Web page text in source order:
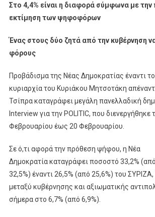
Στο 4,4% είναι η διαφορά σύμφωνα με
εκτίμηση των ψηφοφόρων
Ένας στους δύο ζητά από την κυβέρνηση
φόρους
Προβάδισμα της Νέας Δημοκρατίας έναντι
κυριαρχία του Κυριάκου Μητσοτάκη
Τσίπρα καταγράφει μεγάλη πανελλαδική
Interview για την POLITIC, που διενεργήθηκε
Φεβρουαρίου έως 20 Φεβρουαρίου.
Σε ό,τι αφορά την πρόθεση ψήφου, η Νέα
Δημοκρατία καταγράφει ποσοστό 33,2% (από
32,5%) έναντι 26,5% (από 25,6%) του
μεταξύ κυβέρνησης και αξιωματικής
σήμερα στο 6,7% (από 6,9%).